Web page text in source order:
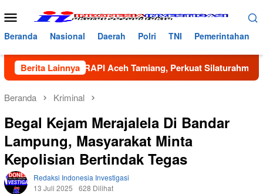
ke
konten
Menu
Mobile
Beranda Nasional Daerah Polri TNI Pemerintahan
Berita Lainnya
VI RAPI Aceh Tamiang, Perkuat Silaturahmi dan Sinergi
Beranda Kriminal
Begal Kejam Merajalela Di Bandar
Lampung, Masyarakat Minta
Kepolisian Bertindak Tegas
Redaksi Indonesia Investigasi
13 Juli 2025
628 Dilihat